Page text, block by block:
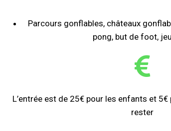
Parcours gonflables, châteaux
pong, but de foot,
L’entrée est de 25€ pour les enfants et
rester